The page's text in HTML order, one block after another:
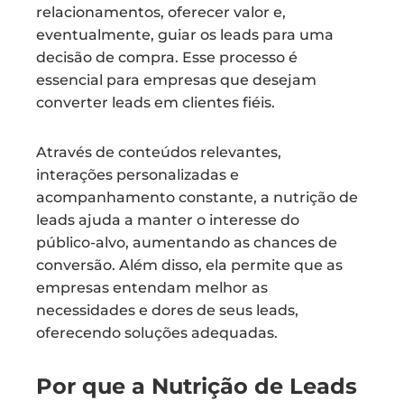
relacionamentos, oferecer valor e,
eventualmente, guiar os leads para uma
decisão de compra. Esse processo é
essencial para empresas que desejam
converter leads em clientes fiéis.
Através de conteúdos relevantes,
interações personalizadas e
acompanhamento constante, a nutrição de
leads ajuda a manter o interesse do
público-alvo, aumentando as chances de
conversão. Além disso, ela permite que as
empresas entendam melhor as
necessidades e dores de seus leads,
oferecendo soluções adequadas.
Por que a Nutrição de Leads